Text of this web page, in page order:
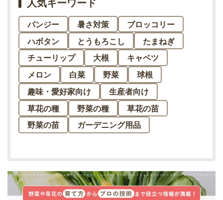
人気キーワード
パンジー 暑さ対策
ブロッコリー
ハボタン
とうもろこし
たまねぎ
チューリップ
大根
キャベツ
メロン
白菜 野菜
球根
趣味・愛好家向け
生産者向け
草花の種
野菜の種
草花の苗
野菜の苗
ガーデニング用品